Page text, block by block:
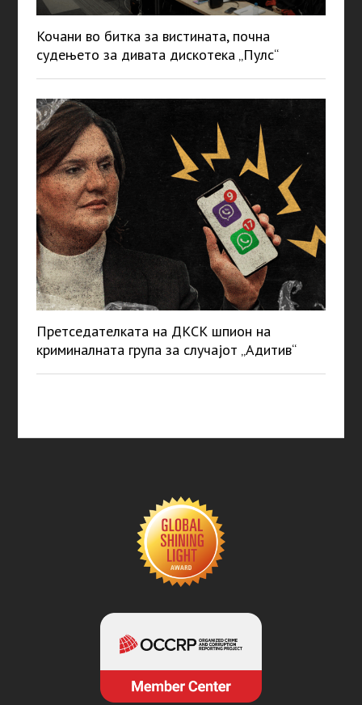
Кочани во битка за вистината, почна
судењето за дивата дискотека „Пулс“
Претседателката на ДКСК шпион на
криминалната група за случајот „Адитив“